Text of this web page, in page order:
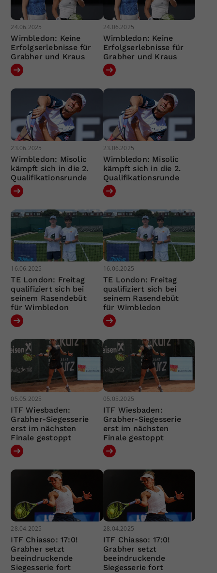
24.06.2025
Wimbledon: Keine
Erfolgserlebnisse für
Grabher und Kraus
24.06.2025
Wimbledon: Keine
Erfolgserlebnisse für
Grabher und Kraus
23.06.2025
Wimbledon: Misolic
kämpft sich in die 2.
Qualifikationsrunde
23.06.2025
Wimbledon: Misolic
kämpft sich in die 2.
Qualifikationsrunde
16.06.2025
TE London: Freitag
qualifiziert sich bei
seinem Rasendebüt
für Wimbledon
16.06.2025
TE London: Freitag
qualifiziert sich bei
seinem Rasendebüt
für Wimbledon
05.05.2025
ITF Wiesbaden:
Grabher-Siegesserie
erst im nächsten
Finale gestoppt
05.05.2025
ITF Wiesbaden:
Grabher-Siegesserie
erst im nächsten
Finale gestoppt
28.04.2025
ITF Chiasso: 17:0!
Grabher setzt
beeindruckende
Siegesserie fort
28.04.2025
ITF Chiasso: 17:0!
Grabher setzt
beeindruckende
Siegesserie fort